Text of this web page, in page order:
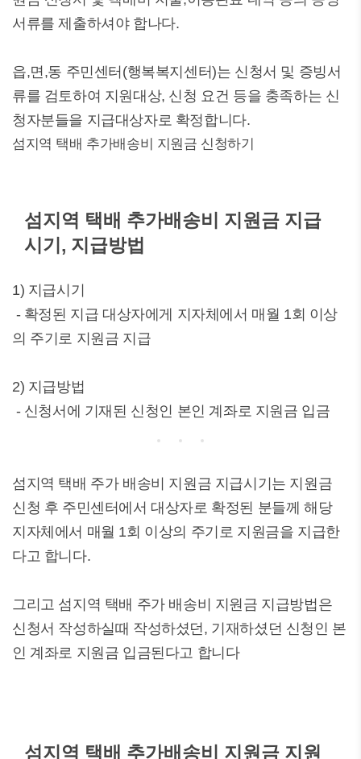
서류를 제출하셔야 합나다.
읍,면,동 주민센터(행복복지센터)는 신청서 및 증빙서
류를 검토하여 지원대상, 신청 요건 등을 충족하는 신
청자분들을 지급대상자로 확정합니다.
섬지역 택배 추가배송비 지원금 신청하기
섬지역 택배 추가배송비 지원금 지급
시기, 지급방법
1) 지급시기
- 확정된 지급 대상자에게 지자체에서 매월 1회 이상
의 주기로 지원금 지급
2) 지급방법
- 신청서에 기재된 신청인 본인 계좌로 지원금 입금
섬지역 택배 주가 배송비 지원금 지급시기는 지원금
신청 후 주민센터에서 대상자로 확정된 분들께 해당
지자체에서 매월 1회 이상의 주기로 지원금을 지급한
다고 합니다.
그리고 섬지역 택배 주가 배송비 지원금 지급방법은
신청서 작성하실때 작성하셨던, 기재하셨던 신청인 본
인 계좌로 지원금 입금된다고 합니다
섬지역 택배 추가배송비 지원금 지원